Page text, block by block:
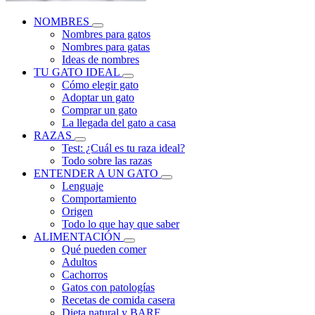
NOMBRES
Nombres para gatos
Nombres para gatas
Ideas de nombres
TU GATO IDEAL
Cómo elegir gato
Adoptar un gato
Comprar un gato
La llegada del gato a casa
RAZAS
Test: ¿Cuál es tu raza ideal?
Todo sobre las razas
ENTENDER A UN GATO
Lenguaje
Comportamiento
Origen
Todo lo que hay que saber
ALIMENTACIÓN
Qué pueden comer
Adultos
Cachorros
Gatos con patologías
Recetas de comida casera
Dieta natural y BARF